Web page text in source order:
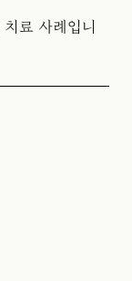
료 사례입니